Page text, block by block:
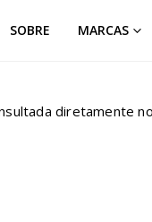
SOBRE MARCAS
diretamente